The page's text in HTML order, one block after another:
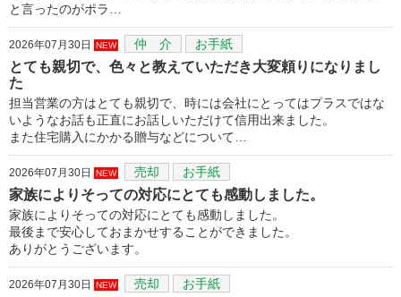
と言ったのがポラ…
2026年07月30日 NEW 仲 介 お手紙
とても親切で、色々と教えていただき大変頼りになりまし
た
担当営業の方はとても親切で、時には会社にとってはプラスではな
いようなお話も正直にお話しいただけて信用出来ました。
また住宅購入にかかる贈与などについて…
2026年07月30日 NEW 売却 お手紙
家族によりそっての対応にとても感動しました。
家族によりそっての対応にとても感動しました。
最後まで安心しておまかせすることができました。
ありがとうございます。
2026年07月30日 NEW 売却 お手紙